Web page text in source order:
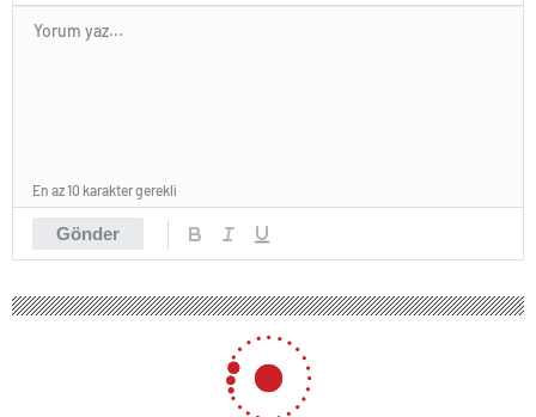
Gönder
En az 10 karakter gerekli